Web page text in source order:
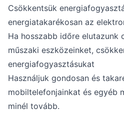
Csökkentsük
energiatakarékosan az
Ha hosszabb időre elutazunk
műszaki eszközeinket,
energiafogyasztásukat
Használjuk gondosan és
mobiltelefonjainkat és egyéb
minél tovább.